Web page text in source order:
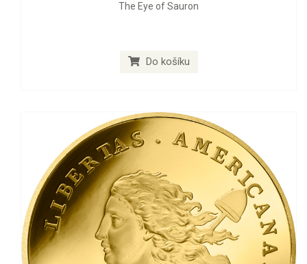
The Eye of Sauron
Do košíku